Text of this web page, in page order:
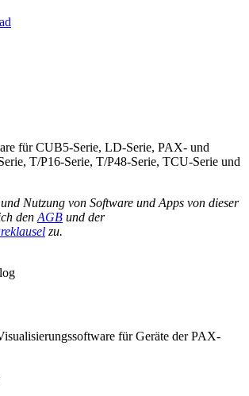
für CUB5-Serie, LD-Serie, PAX- und
T/P16-Serie, T/P48-Serie, TCU-Serie und
Nutzung von Software und Apps von dieser
den AGB und der
zu.
für Geräte der PAX-